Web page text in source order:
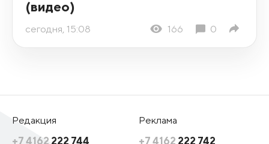
(видео)
сегодня, 15:08 166 0
Редакция
+7 4162 222 744
Реклама
+7 4162 222 742